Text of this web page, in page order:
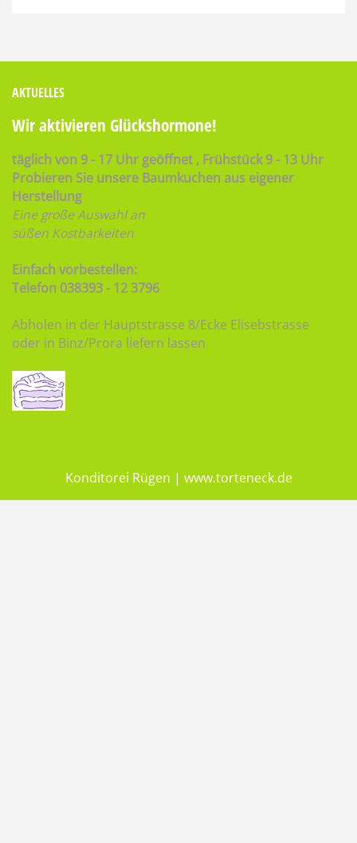
AKTUELLES
Wir aktivieren Glückshormone!
täglich von 9 - 17 Uhr geöffnet , Frühstück 9 - 13 Uhr
Probieren Sie unsere Baumkuchen aus eigener
Herstellung
Eine große Auswahl an
süßen Kostbarkeiten
Einfach vorbestellen:
Telefon 038393 - 12 3796
Abholen in der Hauptstrasse 8/Ecke Elisebstrasse
oder in Binz/Prora liefern lassen
Konditorei Rügen | www.torteneck.de